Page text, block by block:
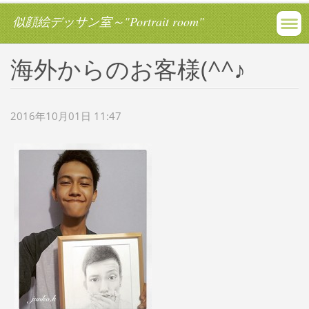
似顔絵デッサン室～"Portrait room"
海外からのお客様(^^♪
2016年10月01日 11:47